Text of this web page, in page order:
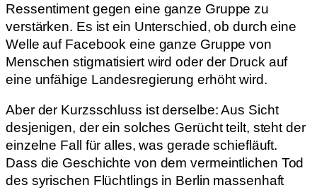
Ressentiment gegen eine ganze Gruppe zu
verstärken. Es ist ein Unterschied, ob durch eine
Welle auf Facebook eine ganze Gruppe von
Menschen stigmatisiert wird oder der Druck auf
eine unfähige Landesregierung erhöht wird.
Aber der Kurzsschluss ist derselbe: Aus Sicht
desjenigen, der ein solches Gerücht teilt, steht der
einzelne Fall für alles, was gerade schiefläuft.
Dass die Geschichte von dem vermeintlichen Tod
des syrischen Flüchtlings in Berlin massenhaft